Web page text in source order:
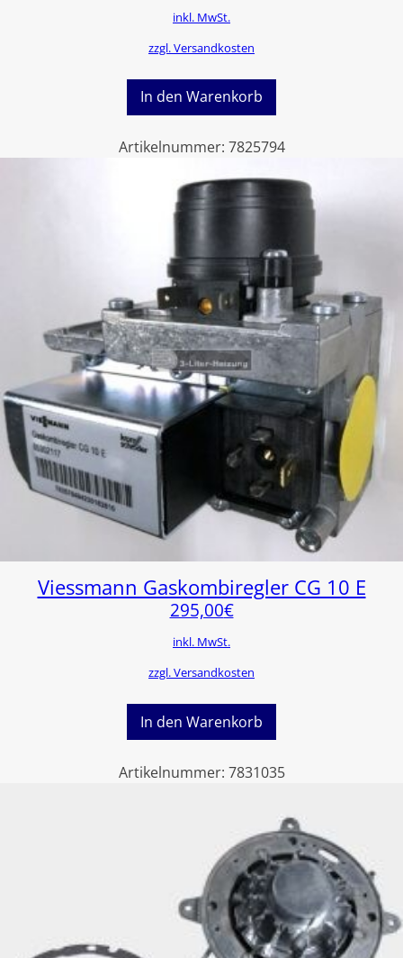
inkl. MwSt.
zzgl. Versandkosten
In den Warenkorb
Artikelnummer: 7825794
Viessmann Gaskombiregler CG 10 E
295,00€
inkl. MwSt.
zzgl. Versandkosten
In den Warenkorb
Artikelnummer: 7831035